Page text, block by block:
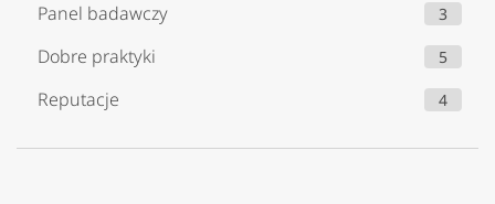
Panel badawczy 3
Dobre praktyki 5
Reputacje 4